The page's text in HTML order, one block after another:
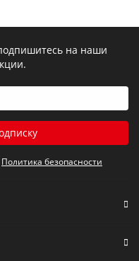
в офисах,
предприятиях,
подходят для
и рабочих
Они
Рекомендуем
для натяжных
на наши
Политика безопасности